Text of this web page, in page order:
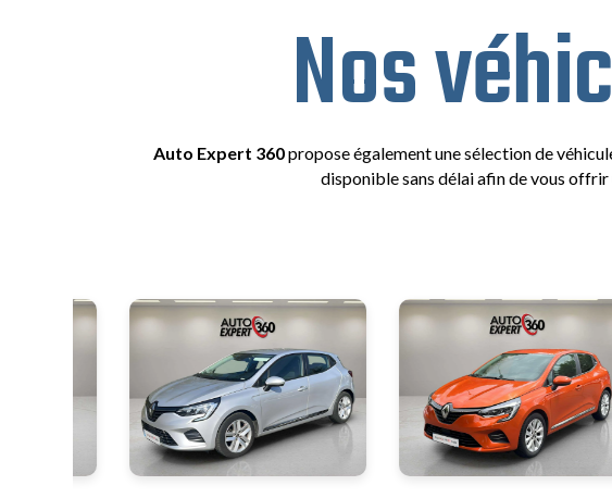
Nos
Auto Expert 360propose également une sélection de
disponible sans délai afin de vous